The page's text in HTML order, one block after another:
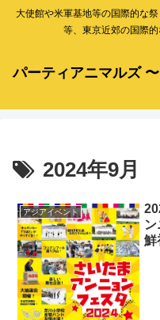
大使館や米軍基地等の国際的な
等、東京近郊の国際的
パーティアニマルズ
2024年9月
アジアイベント
鮮